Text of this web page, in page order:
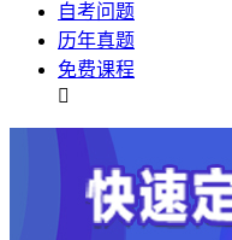
自考问题
历年真题
免费课程
